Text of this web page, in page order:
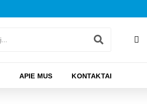
APIE MUS KONTAKTAI